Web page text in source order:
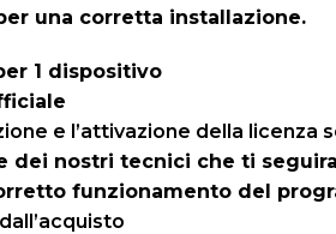
una corretta installazione.
1 dispositivo
e l’attivazione della licenza
dei nostri tecnici che ti
funzionamento del